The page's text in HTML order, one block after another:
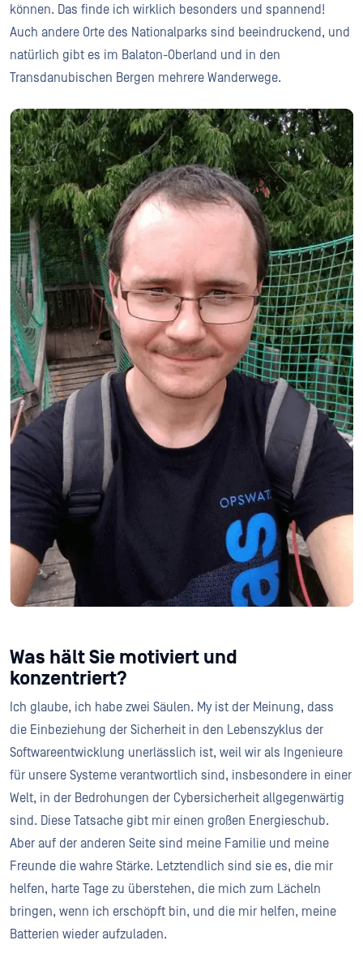
können. Das finde ich wirklich besonders und spannend!
Auch andere Orte des Nationalparks sind beeindruckend, und
natürlich gibt es im Balaton-Oberland und in den
Transdanubischen Bergen mehrere Wanderwege.
Was hält Sie motiviert und
konzentriert?
Ich glaube, ich habe zwei Säulen. My ist der Meinung, dass
die Einbeziehung der Sicherheit in den Lebenszyklus der
Softwareentwicklung unerlässlich ist, weil wir als Ingenieure
für unsere Systeme verantwortlich sind, insbesondere in einer
Welt, in der Bedrohungen der Cybersicherheit allgegenwärtig
sind. Diese Tatsache gibt mir einen großen Energieschub.
Aber auf der anderen Seite sind meine Familie und meine
Freunde die wahre Stärke. Letztendlich sind sie es, die mir
helfen, harte Tage zu überstehen, die mich zum Lächeln
bringen, wenn ich erschöpft bin, und die mir helfen, meine
Batterien wieder aufzuladen.